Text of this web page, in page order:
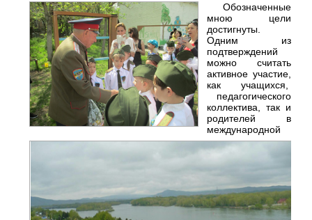
Обозначенные
мною цели
достигнуты.
Одним из
подтверждений
можно считать
активное участие,
как учащихся,
педагогического
коллектива, так и
родителей в
международной